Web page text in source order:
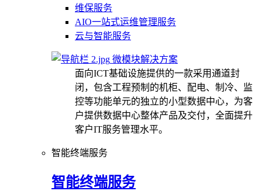
维保服务
AIO一站式运维管理服务
云与智能服务
微模块解决方案
面向ICT基础设施提供的一款采用通道封
闭，包含工程预制的机柜、配电、制冷、监
控等功能单元的独立的小型数据中心，为客
户提供数据中心整体产品及交付，全面提升
客户IT服务管理水平。
智能终端服务
智能终端服务